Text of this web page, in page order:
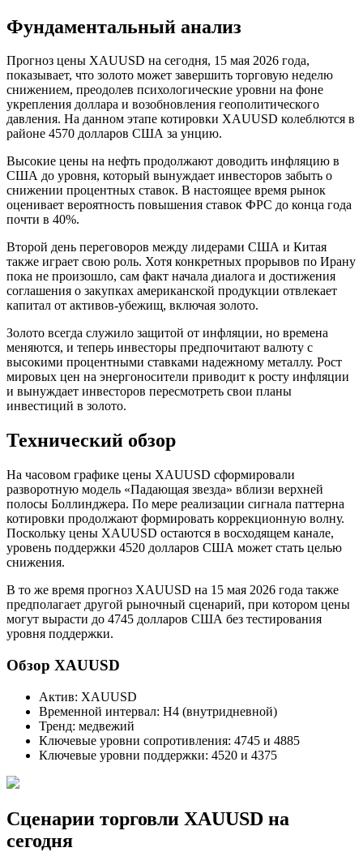
Фундаментальный анализ
Прогноз цены XAUUSD на сегодня, 15 мая 2026 года,
показывает, что золото может завершить торговую неделю
снижением, преодолев психологические уровни на фоне
укрепления доллара и возобновления геополитического
давления. На данном этапе котировки XAUUSD колеблются в
районе 4570 долларов США за унцию.
Высокие цены на нефть продолжают доводить инфляцию в
США до уровня, который вынуждает инвесторов забыть о
снижении процентных ставок. В настоящее время рынок
оценивает вероятность повышения ставок ФРС до конца года
почти в 40%.
Второй день переговоров между лидерами США и Китая
также играет свою роль. Хотя конкретных прорывов по Ирану
пока не произошло, сам факт начала диалога и достижения
соглашения о закупках американской продукции отвлекает
капитал от активов-убежищ, включая золото.
Золото всегда служило защитой от инфляции, но времена
меняются, и теперь инвесторы предпочитают валюту с
высокими процентными ставками надежному металлу. Рост
мировых цен на энергоносители приводит к росту инфляции
и вынуждает инвесторов пересмотреть свои планы
инвестиций в золото.
Технический обзор
На часовом графике цены XAUUSD сформировали
разворотную модель «Падающая звезда» вблизи верхней
полосы Боллинджера. По мере реализации сигнала паттерна
котировки продолжают формировать коррекционную волну.
Поскольку цены XAUUSD остаются в восходящем канале,
уровень поддержки 4520 долларов США может стать целью
снижения.
В то же время прогноз XAUUSD на 15 мая 2026 года также
предполагает другой рыночный сценарий, при котором цены
могут вырасти до 4745 долларов США без тестирования
уровня поддержки.
Обзор XAUUSD
Актив: XAUUSD
Временной интервал: H4 (внутридневной)
Тренд: медвежий
Ключевые уровни сопротивления: 4745 и 4885
Ключевые уровни поддержки: 4520 и 4375
Сценарии торговли XAUUSD на
сегодня